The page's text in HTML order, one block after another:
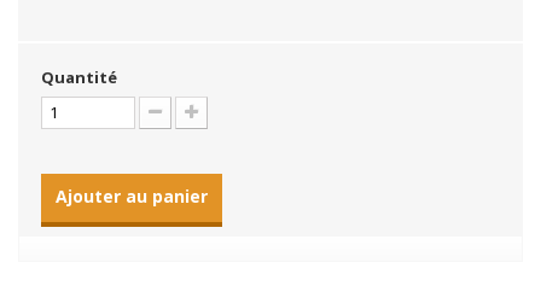
Quantité
Ajouter au panier